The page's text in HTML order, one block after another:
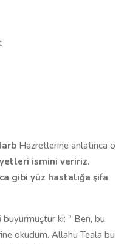
Hazretlerine anlatınca o
ismini veririz.
gibi yüz hastalığa şifa
buyurmuştur ki: " Ben, bu
okudum. Allahu Teala bu